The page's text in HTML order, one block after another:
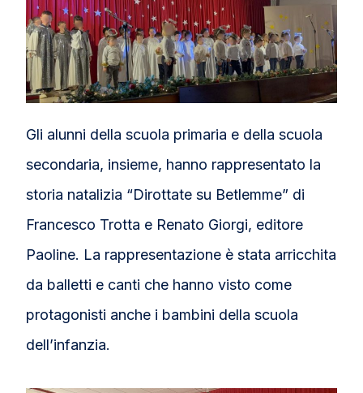
Gli alunni della scuola primaria e della scuola
secondaria, insieme, hanno rappresentato la
storia natalizia “Dirottate su Betlemme” di
Francesco Trotta e Renato Giorgi, editore
Paoline. La rappresentazione è stata arricchita
da balletti e canti che hanno visto come
protagonisti anche i bambini della scuola
dell’infanzia.